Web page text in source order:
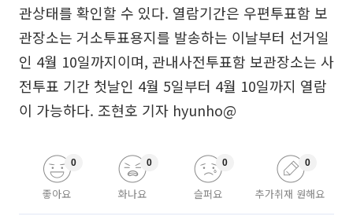
관상태를 확인할 수 있다. 열람기간은 우편투표함 보
관장소는 거소투표용지를 발송하는 이날부터 선거일
인 4월 10일까지이며, 관내사전투표함 보관장소는 사
전투표 기간 첫날인 4월 5일부터 4월 10일까지 열람
이 가능하다. 조현호 기자 hyunho@
좋아요
0
화나요
0
슬퍼요
0
추가취재 원해요
0